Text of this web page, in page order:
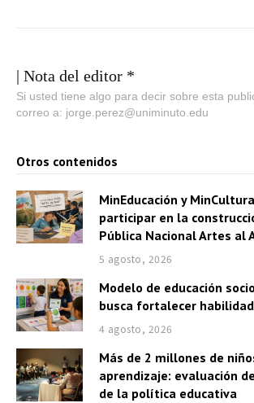
| Nota del editor *
Si usted tiene algo para decir sobre esta
correo a: jorge.perez@uniminuto.edu
Otros contenidos
MinEducación y
participar en la
Pública Nacional Artes al
5 agosto, 2026
Modelo de educación
busca fortalecer
4 agosto, 2026
Más de 2 millones de
aprendizaje: evaluación
de la política educativa